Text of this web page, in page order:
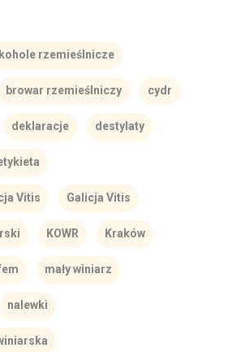
rzemieślnicze
browar rzemieślniczy cydr
deklaracje destylaty
Vitis Galicja Vitis
KOWR Kraków
mały winiarz
nalewki